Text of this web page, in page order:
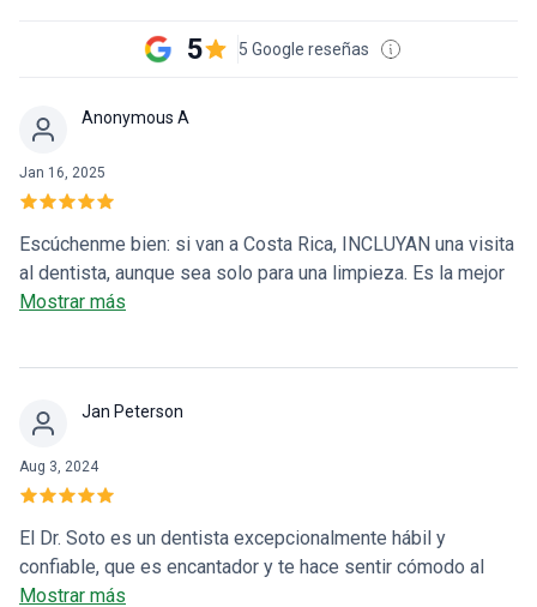
5 5 Google reseñas
Anonymous A
Jan 16, 2025
Escúchenme bien: si van a Costa Rica, INCLUYAN una visita
al dentista, aunque sea solo para una limpieza. Es la mejor
decisión que he tomado para nuestra salud dental y en
San José. Nuestro plan de tratamiento fue una limpieza
radicular en los Estados Unidos). Nuestra dentista, la Dra.
Camilla, y la higienista dental Diana fueron excepcionales.
El lugar estaba limpio y equipado con la última tecnología.
Fueron increíblemente complacientes con nuestro horario
de viaje, explicaron minuciosamente nuestras necesidades
Mostrar más
Jan Peterson
Aug 3, 2024
El Dr. Soto es un dentista excepcionalmente hábil y
confiable, que es encantador y te hace sentir cómodo al
instante. Es franco con la información sobre sus
Mostrar más